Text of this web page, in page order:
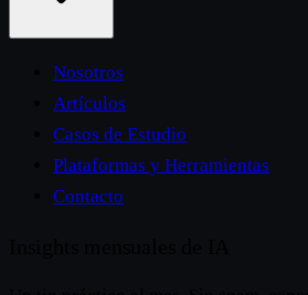
Nosotros
Artículos
Casos de Estudio
Plataformas y Herramientas
Contacto